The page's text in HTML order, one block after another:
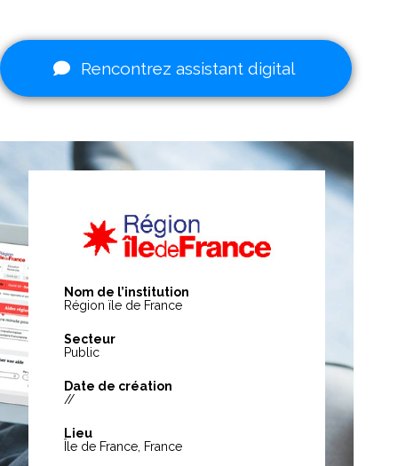
Rencontrez assistant digital
Nom de l’institution
Région ïle de France
Secteur
Public
Date de création
//
Lieu
Île de France, France